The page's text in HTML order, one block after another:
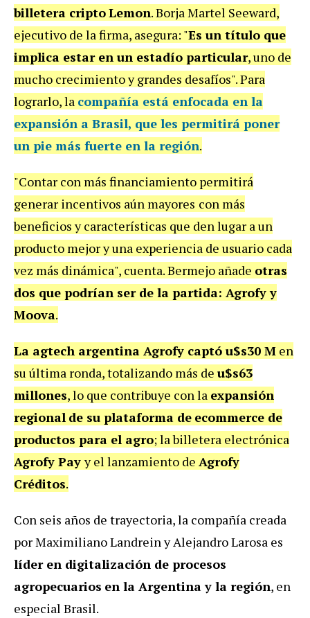
billetera criptoLemon. Borja Martel Seeward,
ejecutivo de la firma, asegura: "Es un título que
implica estar en un estadío particular, uno de
mucho crecimiento y grandes desafíos". Para
lograrlo, la compañía está enfocada en la
expansión a Brasil, que les permitirá poner
un pie más fuerte en la región.
"Contar con más financiamiento permitirá
generar incentivos aún mayores con más
beneficios y características que den lugar a un
producto mejor y una experiencia de usuario cada
vez más dinámica", cuenta. Bermejo añade otras
dos que podrían ser de la partida: Agrofy y
Moova.
La agtech argentina Agrofy captó u$s30 M en
su última ronda, totalizando más de u$s63
millones, lo que contribuye con la expansión
regional de su plataforma de ecommerce de
productos para el agro; la billetera electrónica
Agrofy Payy el lanzamiento de Agrofy
Créditos.
Con seis años de trayectoria, la compañía creada
por Maximiliano Landrein y Alejandro Larosa es
líder en digitalización de procesos
agropecuarios en la Argentina y la región, en
especial Brasil.